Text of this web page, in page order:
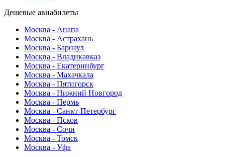
Дешевые авиабилеты
Москва - Анапа
Москва - Астрахань
Москва - Барнаул
Москва - Владикавказ
Москва - Екатеринбург
Москва - Махачкала
Москва - Пятигорск
Москва - Нижний Новгород
Москва - Пермь
Москва - Санкт-Петербург
Москва - Псков
Москва - Сочи
Москва - Томск
Москва - Уфа